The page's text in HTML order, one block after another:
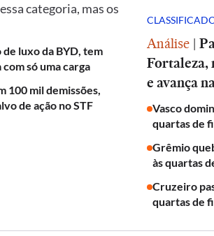
categoria, mas os
luxo da BYD, tem
só uma carga
100 mil demissões,
de ação no STF
Análise |
Fortaleza,
e avança
Vasco
quartas de
Grêmio
às quartas
Cruzeiro
quartas de